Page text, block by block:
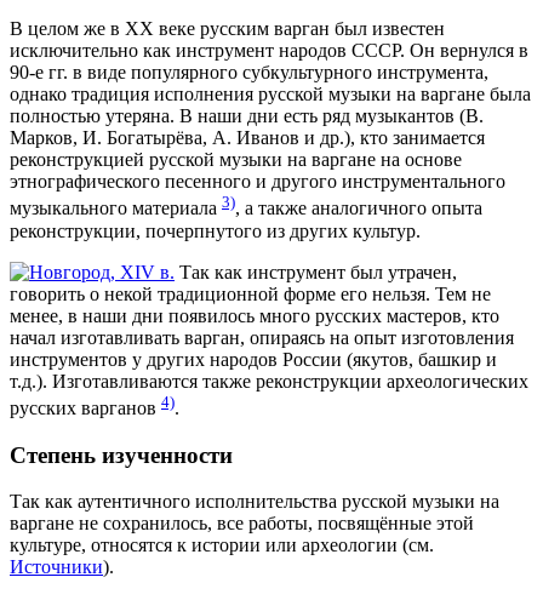
В целом же в XX веке русским варган был известен
исключительно как инструмент народов СССР. Он вернулся в
90-е гг. в виде популярного субкультурного инструмента,
однако традиция исполнения русской музыки на варгане была
полностью утеряна. В наши дни есть ряд музыкантов (В.
Марков, И. Богатырёва, А. Иванов и др.), кто занимается
реконструкцией русской музыки на варгане на основе
этнографического песенного и другого инструментального
музыкального материала 3), а также аналогичного опыта
реконструкции, почерпнутого из других культур.
Так как инструмент был утрачен,
говорить о некой традиционной форме его нельзя. Тем не
менее, в наши дни появилось много русских мастеров, кто
начал изготавливать варган, опираясь на опыт изготовления
инструментов у других народов России (якутов, башкир и
т.д.). Изготавливаются также реконструкции археологических
русских варганов 4).
Степень изученности
Так как аутентичного исполнительства русской музыки на
варгане не сохранилось, все работы, посвящённые этой
культуре, относятся к истории или археологии (см.
Источники).